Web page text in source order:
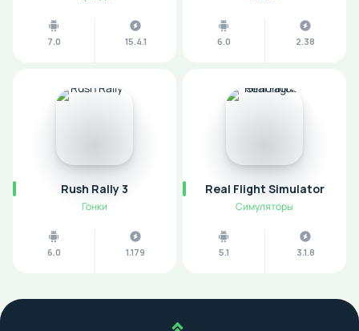
7.0 15.4.1 6.0 2.38
Rush Rally 3
Гонки
6.0 1.179
Real Flight Simulator
Симуляторы
5.1 3.1.8